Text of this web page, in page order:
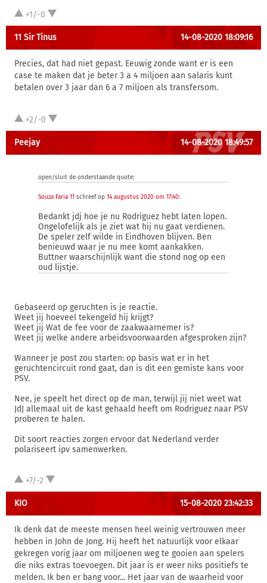
+1/-0
11 Sir Tinus 14-08-2020 18:09:16
Precies, dat had niet gepast. Eeuwig zonde want er is een
case te maken dat je beter 3 a 4 miljoen aan salaris kunt
betalen over 3 jaar dan 6 a 7 miljoen als transfersom.
+2/-0
Peejay 14-08-2020 18:49:57
open/sluit de onderstaande quote:
Souza Faria 11 schreef op 14 augustus 2020 om 17:40:
Bedankt jdj hoe je nu Rodriguez hebt laten lopen.
Ongelofelijk als je ziet wat hij nu gaat verdienen.
De speler zelf wilde in Eindhoven blijven. Ben
benieuwd waar je nu mee komt aankakken.
Buttner waarschijnlijk want die stond nog op een
oud lijstje.
Gebaseerd op geruchten is je reactie.
Weet jij hoeveel tekengeld hij krijgt?
Weet jij Wat de fee voor de zaakwaarnemer is?
Weet jij welke andere arbeidsvoorwaarden afgesproken zijn?
Wanneer je post zou starten: op basis wat er in het
geruchtencircuit rond gaat, dan is dit een gemiste kans voor
PSV.
Nee, je speelt het direct op de man, terwijl jij niet weet wat
JdJ allemaal uit de kast gehaald heeft om Rodriguez naar PSV
proberen te halen.
Dit soort reacties zorgen ervoor dat Nederland verder
polariseert ipv samenwerken.
+7/-2
KIO 15-08-2020 23:42:33
Ik denk dat de meeste mensen heel weinig vertrouwen meer
hebben in John de Jong. Hij heeft het natuurlijk voor elkaar
gekregen vorig jaar om miljoenen weg te gooien aan spelers
die niks extras toevoegen. Dit jaar is er weer niks positiefs te
melden. Ik ben er bang voor... Het jaar van de waarheid voor